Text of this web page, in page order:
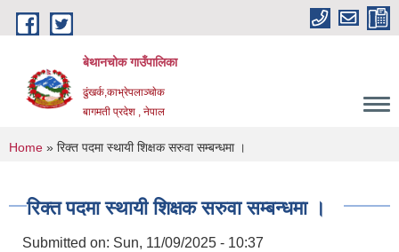
Skip to main content
बेथानचोक गाउँपालिका
ढुंखर्क,काभ्रेपलाञ्चाेक
बागमती प्रदेश , नेपाल
You are here
Home » रिक्त पदमा स्थायी शिक्षक सरुवा सम्बन्धमा ।
रिक्त पदमा स्थायी शिक्षक सरुवा सम्बन्धमा ।
Submitted on: Sun, 11/09/2025 - 10:37